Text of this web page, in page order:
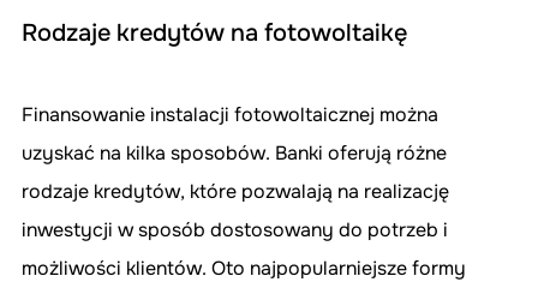
Rodzaje kredytów na fotowoltaikę
Finansowanie instalacji fotowoltaicznej można
uzyskać na kilka sposobów. Banki oferują różne
rodzaje kredytów, które pozwalają na realizację
inwestycji w sposób dostosowany do potrzeb i
możliwości klientów. Oto najpopularniejsze formy